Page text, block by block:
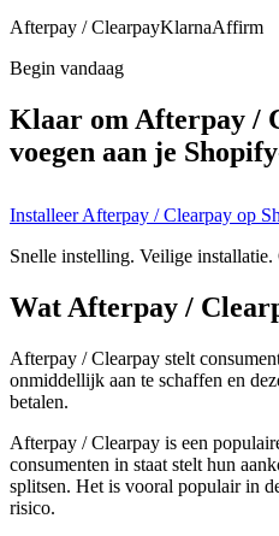
Afterpay / ClearpayKlarnaAffirm
Begin vandaag
Klaar om Afterpay /
voegen aan je
Installeer Afterpay / Clearpay op
Snelle instelling. Veilige
Wat Afterpay /
Afterpay / Clearpay stelt
onmiddellijk aan te schaffen en
betalen.
Afterpay / Clearpay is een
consumenten in staat stelt hun
splitsen. Het is vooral populair in
risico.